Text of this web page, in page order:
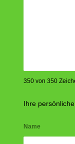
350 von 350
Ihre
Name